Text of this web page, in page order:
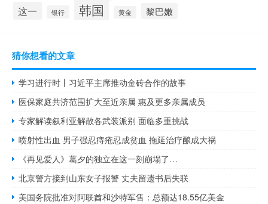
这一 银行 韩国 黄金 黎巴嫩
猜你想看的文章
学习进行时丨习近平主席推动金砖合作的故事
医保家庭共济范围扩大至近亲属 惠及更多亲属成员
专家解读叙利亚解散各武装派别 面临多重挑战
喷射性出血 男子强忍痔疮忍成贫血 拖延治疗酿成大祸
《再见爱人》葛夕的独立在这一刻崩塌了…
北京警方接到山东女子报警 丈夫留遗书后失联
美国务院批准对阿联酋和沙特军售：总额达18.55亿美金